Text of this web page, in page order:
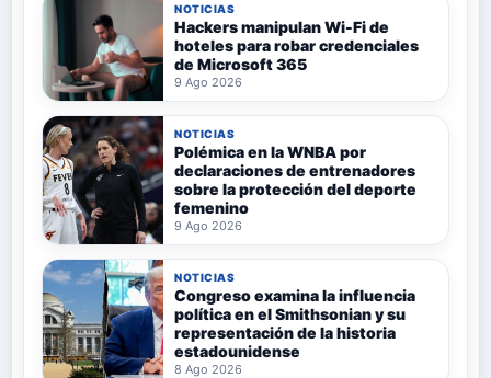
NOTICIAS
Hackers manipulan Wi-Fi de
hoteles para robar credenciales
de Microsoft 365
9 Ago 2026
NOTICIAS
Polémica en la WNBA por
declaraciones de entrenadores
sobre la protección del deporte
femenino
9 Ago 2026
NOTICIAS
Congreso examina la influencia
política en el Smithsonian y su
representación de la historia
estadounidense
8 Ago 2026